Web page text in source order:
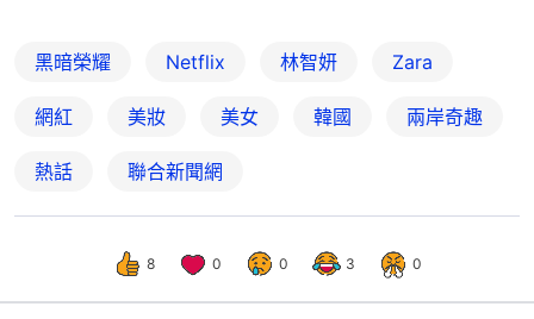
黑暗榮耀 Netflix 林智妍 Zara
網紅 美妝 美女 韓國 兩岸奇趣
熱話 聯合新聞網
8 0 0 3 0